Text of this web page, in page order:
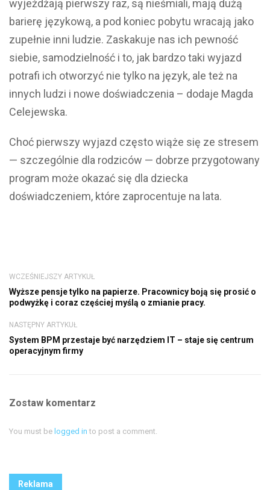
wyjeżdżają pierwszy raz, są nieśmiali, mają dużą
barierę językową, a pod koniec pobytu wracają jako
zupełnie inni ludzie. Zaskakuje nas ich pewność
siebie, samodzielność i to, jak bardzo taki wyjazd
potrafi ich otworzyć nie tylko na język, ale też na
innych ludzi i nowe doświadczenia – dodaje Magda
Celejewska.
Choć pierwszy wyjazd często wiąże się ze stresem
— szczególnie dla rodziców — dobrze przygotowany
program może okazać się dla dziecka
doświadczeniem, które zaprocentuje na lata.
WCZEŚNIEJSZY ARTYKUŁ
Wyższe pensje tylko na papierze. Pracownicy boją się prosić o
podwyżkę i coraz częściej myślą o zmianie pracy.
NASTĘPNY ARTYKUŁ
System BPM przestaje być narzędziem IT – staje się centrum
operacyjnym firmy
Zostaw komentarz
You must be logged in to post a comment.
Reklama